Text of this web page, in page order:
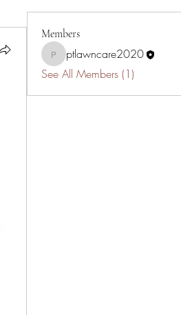
Members
ptlawncare2020
ptlawncare2020
See All Members (1)